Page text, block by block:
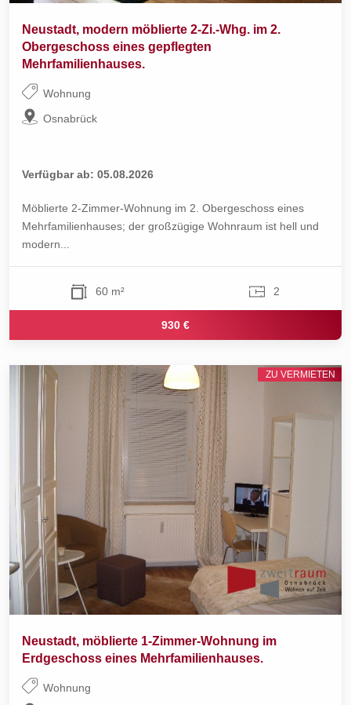
Neustadt, modern möblierte 2-Zi.-Whg. im 2.
Obergeschoss eines gepflegten
Mehrfamilienhauses.
Wohnung
Osnabrück
Verfügbar ab: 05.08.2026
Möblierte 2-Zimmer-Wohnung im 2. Obergeschoss eines
Mehrfamilienhauses; der großzügige Wohnraum ist hell und
modern...
60 m² 2
930 €
Neustadt, möblierte 1-Zimmer-Wohnung im
Erdgeschoss eines Mehrfamilienhauses.
Wohnung
ZU VERMIETEN